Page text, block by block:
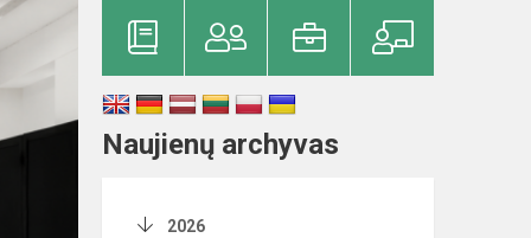
Naujienų archyvas
2026